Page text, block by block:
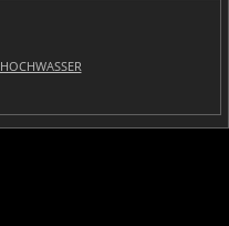
HOCHWASSER